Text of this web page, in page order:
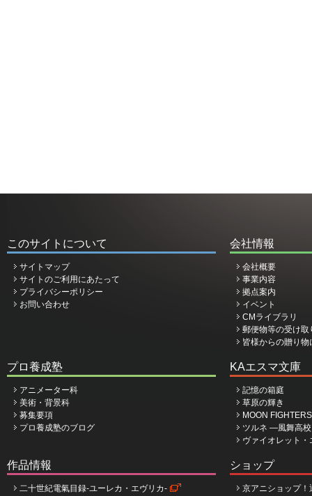
このサイトについて
サイトマップ
サイトのご利用にあたって
プライバシーポリシー
お問い合わせ
会社情報
会社概要
事業内容
拠点案内
イベント
CMライブラリ
郵便物等の受け取
皆様からの贈り
プロ養成塾
アニメーター科
美術・背景科
募集要項
プロ養成塾のブログ
KAエスマ文庫
記憶の箱庭
草原の輝き
MOON
ツルネ ―風舞高
ヴァイオレット
作品情報
二十世紀電氣目録-ユーレカ・エヴリカ-
ショップ
京アニショップ！